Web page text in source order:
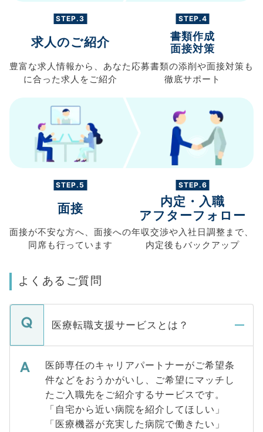
STEP.3
求人のご紹介
豊富な求人情報から、 あなた
に合った求人を ご紹介
STEP.4
書類作成
面接対策
応募書類の添削や面接対策も
徹底サポート
STEP.5
面接
面接が不安な方へ、 面接への
同席も行っています
STEP.6
内定・入職
アフターフォロー
年収交渉や入社日調整まで、
内定後もバックアップ
よくあるご質問
医療転職支援サービスとは？
医師専任のキャリアパートナーがご希望条
件などをおうかがいし、ご希望にマッチし
たご入職先をご紹介するサービスです。
「自宅から近い病院を紹介してほしい」
「医療機器が充実した病院で働きたい」